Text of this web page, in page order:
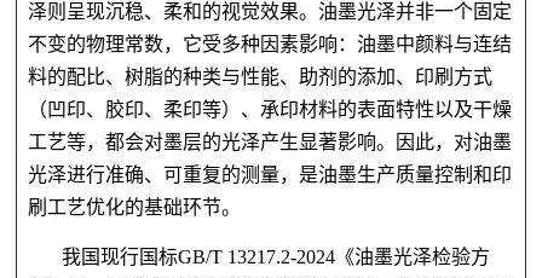
泽则呈现沉稳、柔和的视觉效果。油墨光泽并非一个固定
不变的物理常数，它受多种因素影响：油墨中颜料与连结
料的配比、树脂的种类与性能、助剂的添加、印刷方式
（凹印、胶印、柔印等）、承印材料的表面特性以及干燥
工艺等，都会对墨层的光泽产生显著影响。因此，对油墨
光泽进行准确、可重复的测量，是油墨生产质量控制和印
刷工艺优化的基础环节。
我国现行国标GB/T 13217.2-2024《油墨光泽检验方